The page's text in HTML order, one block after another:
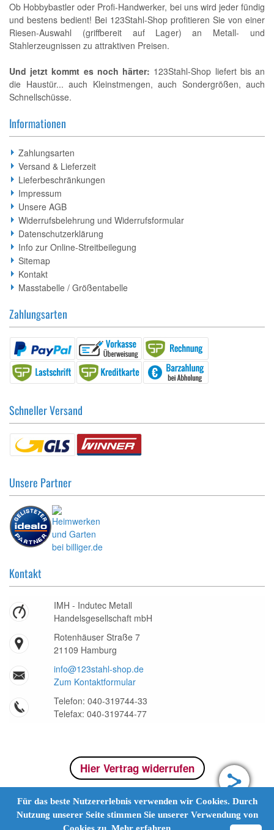
Für das beste Nutzererlebnis verwenden wir Cookies. Durch
Nutzung unserer Seite stimmen Sie unserer Verwendung von
Ob Hobbybastler oder Profi-Handwerker, bei uns wird jeder fündig
und bestens bedient! Bei 123Stahl-Shop profitieren Sie von einer
Riesen-Auswahl (griffbereit auf Lager) an Metall- und
Stahlerzeugnissen zu attraktiven Preisen.
Und jetzt kommt es noch härter: 123Stahl-Shop liefert bis an
die Haustür... auch Kleinstmengen, auch Sondergrößen, auch
Schnellschüsse.
Informationen
Zahlungsarten
Versand & Lieferzeit
Lieferbeschränkungen
Impressum
Unsere AGB
Widerrufsbelehrung und Widerrufsformular
Datenschutzerklärung
Info zur Online-Streitbeilegung
Sitemap
Kontakt
Masstabelle / Größentabelle
Zahlungsarten
Schneller Versand
Unsere Partner
Kontakt
IMH - Indutec Metall
Handelsgesellschaft mbH
Rotenhäuser Straße 7
21109 Hamburg
info@123stahl-shop.de
Zum Kontaktformular
Telefon: 040-319744-33
Telefax: 040-319744-77
Hier Vertrag widerrufen